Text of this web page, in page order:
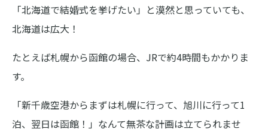
「北海道で結婚式を挙げたい」と漠然と思っていても、
北海道は広大！
たとえば札幌から函館の場合、JRで約4時間もかかりま
す。
「新千歳空港からまずは札幌に行って、旭川に行って1
泊、翌日は函館！」なんて無茶な計画は立てられませ